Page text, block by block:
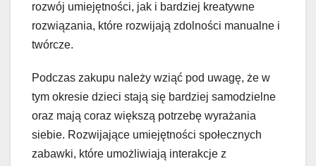
rozwój umiejętności, jak i bardziej kreatywne
rozwiązania, które rozwijają zdolności manualne i
twórcze.
Podczas zakupu należy wziąć pod uwagę, że w
tym okresie dzieci stają się bardziej samodzielne
oraz mają coraz większą potrzebę wyrażania
siebie. Rozwijające umiejętności społecznych
zabawki, które umożliwiają interakcje z